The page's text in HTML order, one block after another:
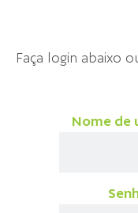
Faça login abaixo
Nome de